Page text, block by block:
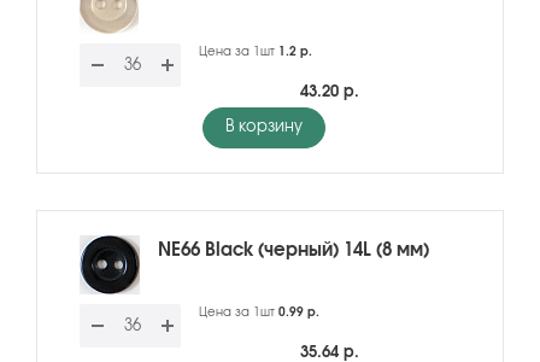
Цена за 1шт 1.2 р.
43.20 р.
В корзину
NE66 Black (черный) 14L (8 мм)
Цена за 1шт 0.99 р.
35.64 р.